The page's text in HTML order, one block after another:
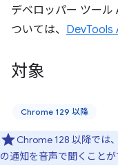
デベロッパー ツール
ついては、 DevTools
対象
Chrome 129 以降
Chrome 128 以降では
の通知を音声で聞くことが